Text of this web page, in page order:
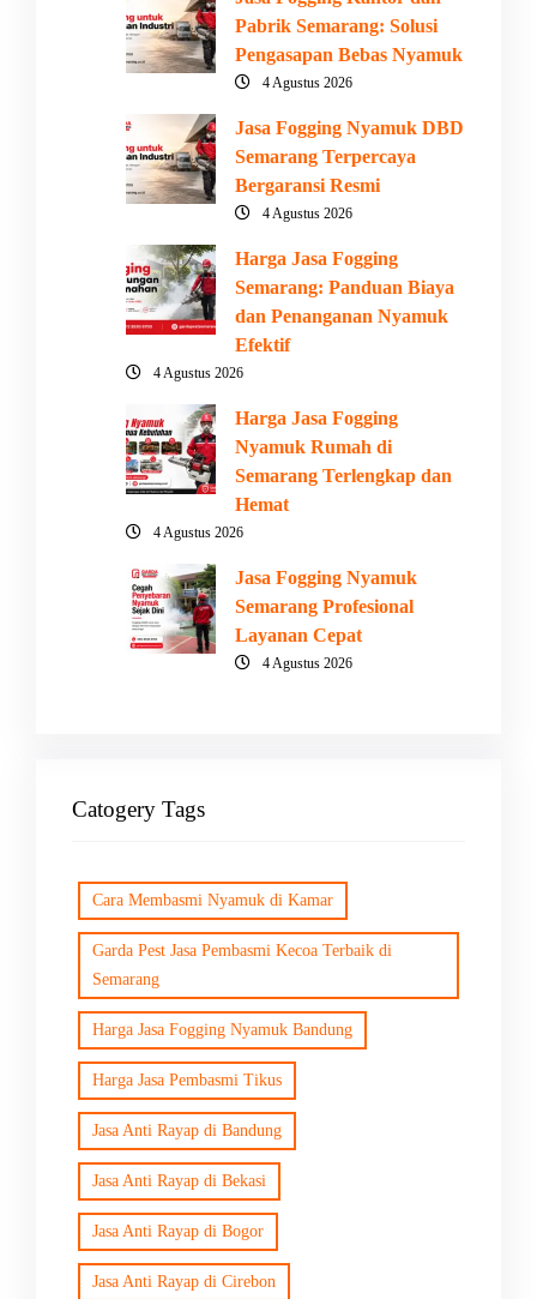
Pabrik Semarang: Solusi
Pengasapan Bebas Nyamuk
4 Agustus 2026
Jasa Fogging Nyamuk DBD
Semarang Terpercaya
Bergaransi Resmi
4 Agustus 2026
Harga Jasa Fogging
Semarang: Panduan Biaya
dan Penanganan Nyamuk
Efektif
4 Agustus 2026
Harga Jasa Fogging
Nyamuk Rumah di
Semarang Terlengkap dan
Hemat
4 Agustus 2026
Jasa Fogging Nyamuk
Semarang Profesional
Layanan Cepat
4 Agustus 2026
Catogery Tags
Cara Membasmi Nyamuk di Kamar
Garda Pest Jasa Pembasmi Kecoa Terbaik di
Semarang
Harga Jasa Fogging Nyamuk Bandung
Harga Jasa Pembasmi Tikus
Jasa Anti Rayap di Bandung
Jasa Anti Rayap di Bekasi
Jasa Anti Rayap di Bogor
Jasa Anti Rayap di Cirebon